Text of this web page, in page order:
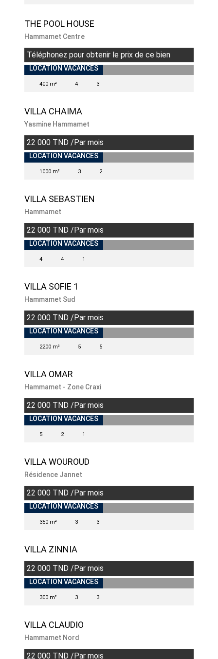
THE POOL HOUSE
Hammamet Centre
Téléphonez pour obtenir le prix de ce bien
LOCATION VACANCES
400 m² 4 3
VILLA CHAIMA
Yasmine Hammamet
22 000 TND /Par mois
INDISPONIBLE
LOCATION VACANCES
1000 m² 3 2
VILLA SEBASTIEN
Hammamet
22 000 TND /Par mois
INDISPONIBLE
LOCATION VACANCES
4 4 1
VILLA SOFIE 1
Hammamet Sud
22 000 TND /Par mois
INDISPONIBLE
LOCATION VACANCES
2200 m² 5 5
VILLA OMAR
Hammamet - Zone Craxi
22 000 TND /Par mois
INDISPONIBLE
LOCATION VACANCES
5 2 1
VILLA WOUROUD
Résidence Jannet
22 000 TND /Par mois
LOCATION VACANCES
350 m² 3 3
VILLA ZINNIA
22 000 TND /Par mois
LOCATION VACANCES
300 m² 3 3
VILLA CLAUDIO
Hammamet Nord
22 000 TND /Par mois